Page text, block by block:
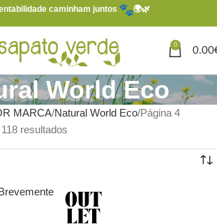
caminham juntos 🌍🌿
0
0.00
World Eco
MARCA Natural World Eco Página 4
resultados